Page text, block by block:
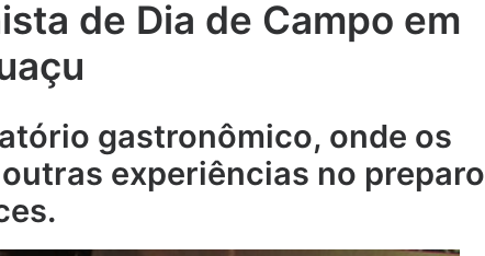
de Dia de Campo em
gastronômico, onde os
experiências no preparo